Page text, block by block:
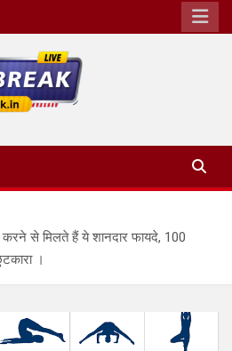
करने से मिलते हैं ये शानदार फायदे, 100
।